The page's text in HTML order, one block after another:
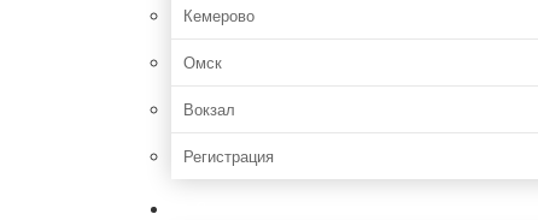
Кемерово
Омск
Вокзал
Регистрация